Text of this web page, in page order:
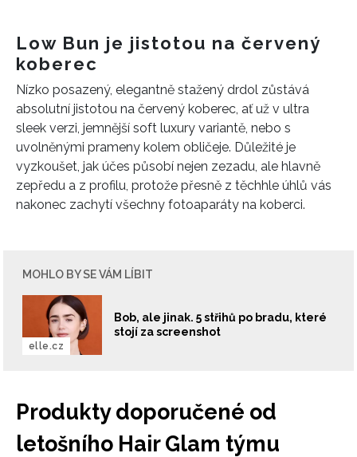
INFORMACE
REDAKCE
Low Bun je jistotou na červený
koberec
Nízko posazený, elegantně stažený drdol zůstává
absolutní jistotou na červený koberec, ať už v ultra
sleek verzi, jemnější soft luxury variantě, nebo s
uvolněnými prameny kolem obličeje. Důležité je
vyzkoušet, jak účes působí nejen zezadu, ale hlavně
zepředu a z profilu, protože přesně z těchhle úhlů vás
nakonec zachytí všechny fotoaparáty na koberci.
MOHLO BY SE VÁM LÍBIT
Bob, ale jinak. 5 střihů po bradu, které
stojí za screenshot
elle.cz
Produkty doporučené od
letošního Hair Glam týmu